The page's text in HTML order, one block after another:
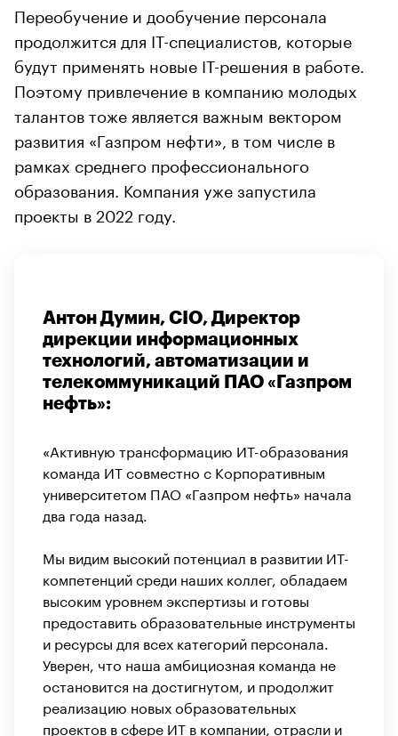
Переобучение и дообучение персонала
продолжится для IT-специалистов, которые
будут применять новые IT-решения в работе.
Поэтому привлечение в компанию молодых
талантов тоже является важным вектором
развития «Газпром нефти», в том числе в
рамках среднего профессионального
образования. Компания уже запустила
проекты в 2022 году.
Антон Думин, CIO, Директор
дирекции информационных
технологий, автоматизации и
телекоммуникаций ПАО «Газпром
нефть»:
«Активную трансформацию ИТ-образования
команда ИТ совместно с Корпоративным
университетом ПАО «Газпром нефть» начала
два года назад.
Мы видим высокий потенциал в развитии ИТ-
компетенций среди наших коллег, обладаем
высоким уровнем экспертизы и готовы
предоставить образовательные инструменты
и ресурсы для всех категорий персонала.
Уверен, что наша амбициозная команда не
остановится на достигнутом, и продолжит
реализацию новых образовательных
проектов в сфере ИТ в компании, отрасли и